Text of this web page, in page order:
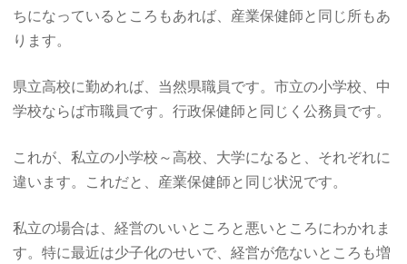
ちになっているところもあれば、産業保健師と同じ所もあ
ります。
県立高校に勤めれば、当然県職員です。市立の小学校、中
学校ならば市職員です。行政保健師と同じく公務員です。
これが、私立の小学校～高校、大学になると、それぞれに
違います。これだと、産業保健師と同じ状況です。
私立の場合は、経営のいいところと悪いところにわかれま
す。特に最近は少子化のせいで、経営が危ないところも増